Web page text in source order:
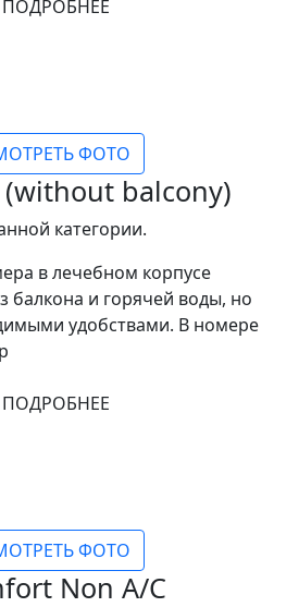
ПОДРОБНЕЕ
ФОТО
(without balcony)
категории.
в лечебном корпусе
балкона и горячей воды, но
удобствами. В номере
ПОДРОБНЕЕ
ФОТО
Non A/C